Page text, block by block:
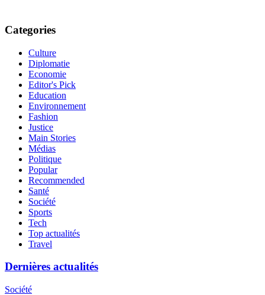
Categories
Culture
Diplomatie
Economie
Editor's Pick
Education
Environnement
Fashion
Justice
Main Stories
Médias
Politique
Popular
Recommended
Santé
Société
Sports
Tech
Top actualités
Travel
Dernières actualités
Société